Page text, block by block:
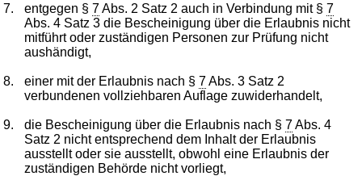
7. entgegen §7Abs. 2 Satz 2 auch in Verbindung mit §7
Abs. 4 Satz 3 die Bescheinigung über die Erlaubnis nicht
mitführt oder zuständigen Personen zur Prüfung nicht
aushändigt,
8. einer mit der Erlaubnis nach §7Abs. 3 Satz 2
verbundenen vollziehbaren Auflage zuwiderhandelt,
9. die Bescheinigung über die Erlaubnis nach §7Abs. 4
Satz 2 nicht entsprechend dem Inhalt der Erlaubnis
ausstellt oder sie ausstellt, obwohl eine Erlaubnis der
zuständigen Behörde nicht vorliegt,